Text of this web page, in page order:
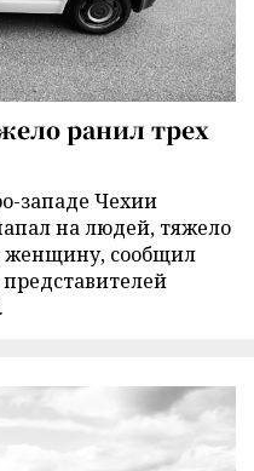
ранил трех
западе Чехии
на людей, тяжело
женщину, сообщил